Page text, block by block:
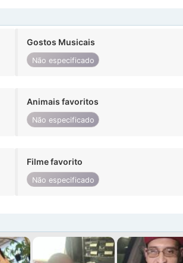
Gostos Musicais
Não especificado
Animais favoritos
Não especificado
Filme favorito
Não especificado